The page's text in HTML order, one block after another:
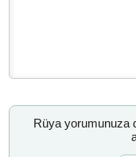
Rüya yorumunuza